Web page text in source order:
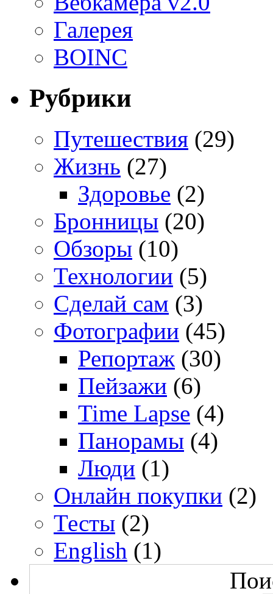
Галерея
BOINC
Рубрики
Путешествия (29)
Жизнь (27)
Здоровье (2)
Бронницы (20)
Обзоры (10)
Технологии (5)
Сделай сам (3)
Фотографии (45)
Репортаж (30)
Пейзажи (6)
Time Lapse (4)
Панорамы (4)
Люди (1)
Онлайн покупки (2)
Тесты (2)
English (1)